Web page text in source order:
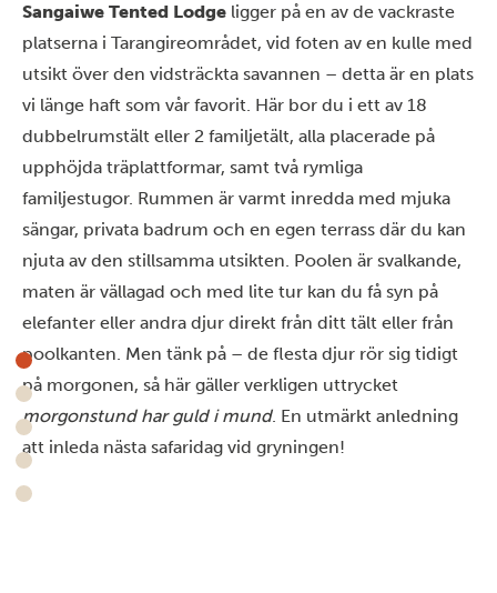
Sangaiwe Tented Lodge ligger på en av de vackraste
platserna i Tarangireområdet, vid foten av en kulle med
utsikt över den vidsträckta savannen – detta är en plats
vi länge haft som vår favorit. Här bor du i ett av 18
dubbelrumstält eller 2 familjetält, alla placerade på
upphöjda träplattformar, samt två rymliga
familjestugor. Rummen är varmt inredda med mjuka
sängar, privata badrum och en egen terrass där du kan
njuta av den stillsamma utsikten. Poolen är svalkande,
maten är vällagad och med lite tur kan du få syn på
elefanter eller andra djur direkt från ditt tält eller från
poolkanten. Men tänk på – de flesta djur rör sig tidigt
på morgonen, så här gäller verkligen uttrycket
morgonstund har guld i mund. En utmärkt anledning
att inleda nästa safaridag vid gryningen!